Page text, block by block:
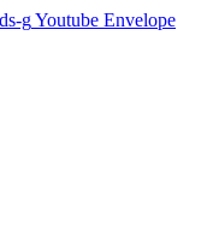
gYoutube Envelope